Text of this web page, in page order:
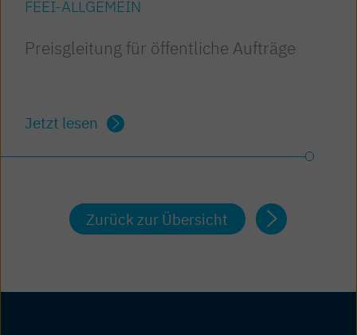
FEEI-ALLGEMEIN
Preisgleitung für öffentliche Aufträge
Jetzt lesen
Zurück zur Übersicht